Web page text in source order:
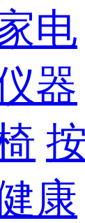
电
器
康